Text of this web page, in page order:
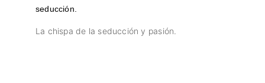
seducción.
La chispa de la seducción y pasión.